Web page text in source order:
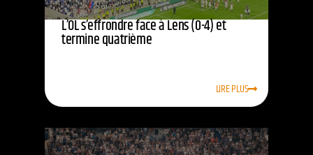
L’OL s’effrondre face à Lens (0-4) et
termine quatrième
LIRE PLUS